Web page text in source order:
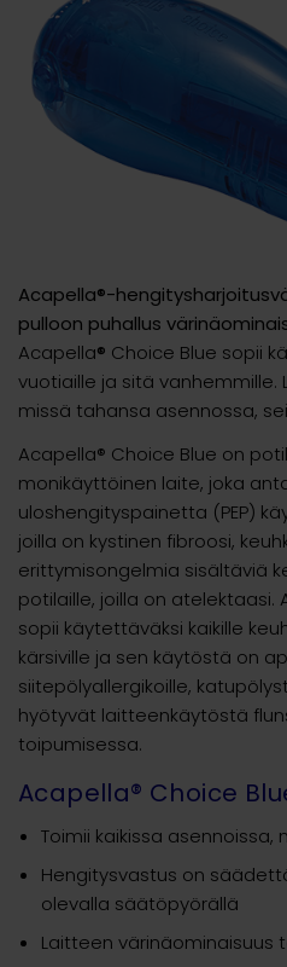
Acapella®-
pulloon puhallus
Acapella® Choice Blue sopii
vuotiaille ja sitä
missä tahansa asennossa,
Acapella® Choice Blue on
monikäyttöinen laite, joka
uloshengityspainetta (PEP)
joilla on kystinen fibroosi,
erittymisongelmia sisältäviä
potilaille, joilla on atelektaasi.
sopii käytettäväksi kaikille
kärsiville ja sen käytöstä on
siitepölyallergikoille,
hyötyvät laitteenkäytöstä
toipumisessa.
Acapella® Choice
Toimii kaikissa
Hengitysvastus on
olevalla säätöpyörällä
Laitteen